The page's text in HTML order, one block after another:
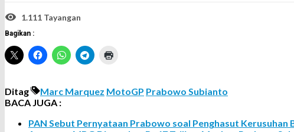
1.111 Tayangan
Bagikan :
Ditag Marc Marquez MotoGP Prabowo Subianto
BACA JUGA :
PAN Sebut Pernyataan Prabowo soal Penghasut Kerusuhan